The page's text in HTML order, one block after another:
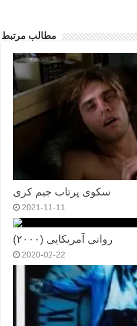
مطالب مرتبط
سکوی پرتاب جیم کری
2021-11-11
روانی آمریکایی (۲۰۰۰)
2020-02-22